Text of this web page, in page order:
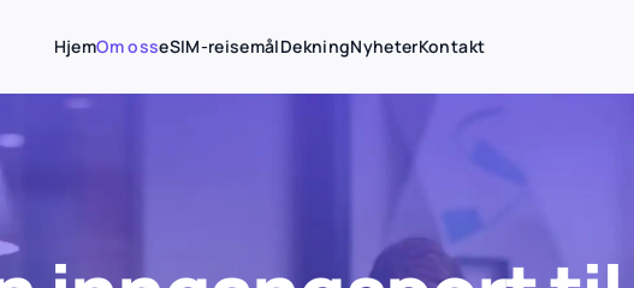
HjemOm osseSIM-reisemålDekningNyheterKontakt